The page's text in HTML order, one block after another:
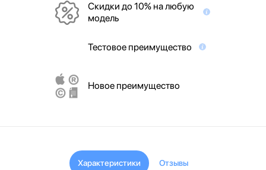
Скидки до 10% на любую
модель
Тестовое преимущество
Новое преимущество
Характеристики Отзывы